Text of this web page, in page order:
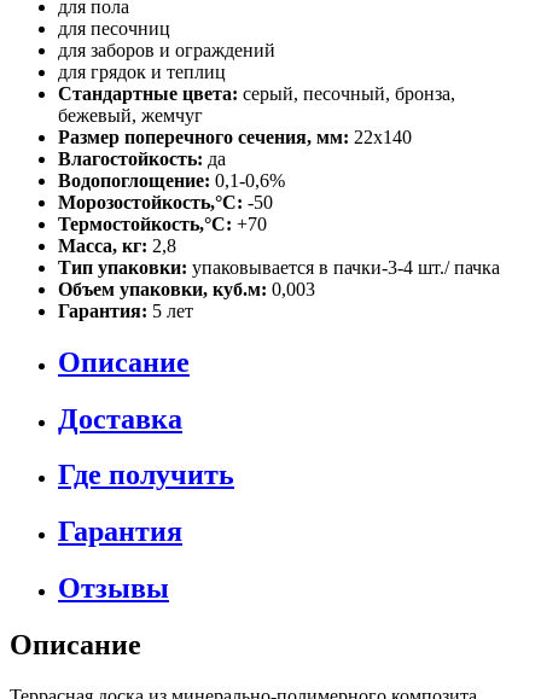
для пола
для песочниц
для заборов и ограждений
для грядок и теплиц
Стандартные цвета: серый, песочный, бронза,
бежевый, жемчуг
Размер поперечного сечения, мм: 22х140
Влагостойкость: да
Водопоглощение: 0,1-0,6%
Морозостойкость,°C: -50
Термостойкость,°C: +70
Масса, кг: 2,8
Тип упаковки: упаковывается в пачки-3-4 шт./ пачка
Объем упаковки, куб.м: 0,003
Гарантия: 5 лет
Описание
Доставка
Где получить
Гарантия
Отзывы
Описание